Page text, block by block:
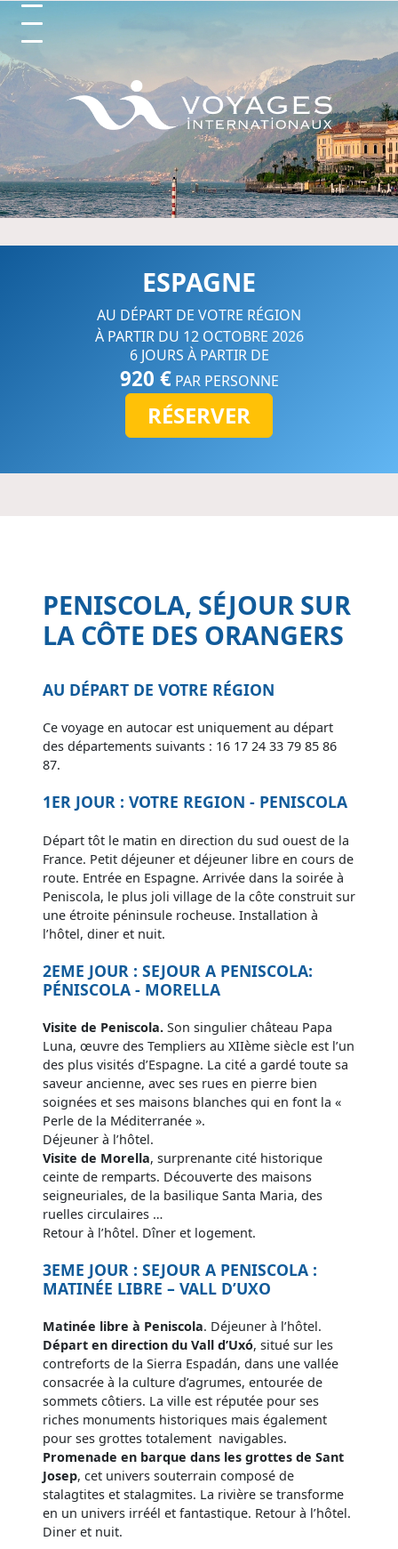
Circuits et Séjours en France,
ESPAGNE
AU DÉPART DE VOTRE RÉGION
À PARTIR DU 12 OCTOBRE 2026
6 JOURS À PARTIR DE
920 € PAR PERSONNE
RÉSERVER
PENISCOLA, SÉJOUR SUR
LA CÔTE DES ORANGERS
AU DÉPART DE VOTRE RÉGION
Ce voyage en autocar est uniquement au départ
des départements suivants : 16 17 24 33 79 85 86
87.
1ER JOUR : VOTRE REGION - PENISCOLA
Départ tôt le matin en direction du sud ouest de la
France. Petit déjeuner et déjeuner libre en cours de
route. Entrée en Espagne. Arrivée dans la soirée à
Peniscola, le plus joli village de la côte construit sur
une étroite péninsule rocheuse. Installation à
l’hôtel, diner et nuit.
2EME JOUR : SEJOUR A PENISCOLA:
PÉNISCOLA - MORELLA
Visite de Peniscola. Son singulier château Papa
Luna, œuvre des Templiers au XIIème siècle est l’un
des plus visités d’Espagne. La cité a gardé toute sa
saveur ancienne, avec ses rues en pierre bien
soignées et ses maisons blanches qui en font la «
Perle de la Méditerranée ».
Déjeuner à l’hôtel.
Visite de Morella, surprenante cité historique
ceinte de remparts. Découverte des maisons
seigneuriales, de la basilique Santa Maria, des
ruelles circulaires …
Retour à l’hôtel. Dîner et logement.
3EME JOUR : SEJOUR A PENISCOLA :
MATINÉE LIBRE – VALL D’UXO
Matinée libre à Peniscola. Déjeuner à l’hôtel.
Départ en direction du Vall d’Uxó, situé sur les
contreforts de la Sierra Espadán, dans une vallée
consacrée à la culture d’agrumes, entourée de
sommets côtiers. La ville est réputée pour ses
riches monuments historiques mais également
pour ses grottes totalement navigables.
Promenade en barque dans les grottes de Sant
Josep, cet univers souterrain composé de
stalagtites et stalagmites. La rivière se transforme
en un univers irréél et fantastique. Retour à l’hôtel.
Diner et nuit.